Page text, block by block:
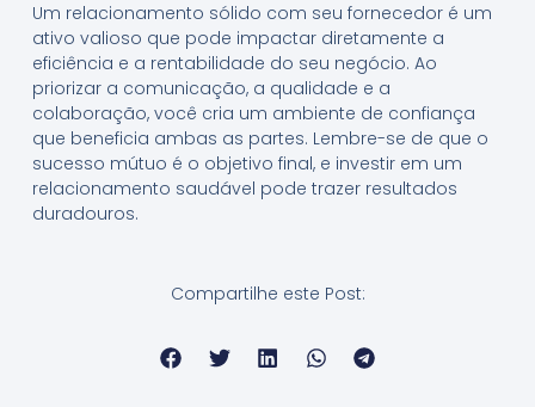
Um relacionamento sólido com seu fornecedor é um
ativo valioso que pode impactar diretamente a
eficiência e a rentabilidade do seu negócio. Ao
priorizar a comunicação, a qualidade e a
colaboração, você cria um ambiente de confiança
que beneficia ambas as partes. Lembre-se de que o
sucesso mútuo é o objetivo final, e investir em um
relacionamento saudável pode trazer resultados
duradouros.
Compartilhe este Post: